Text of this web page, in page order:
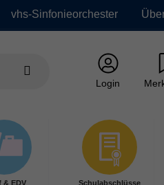
vhs-Sinfonieorchester
Login
& EDV
Schulabschlüsse